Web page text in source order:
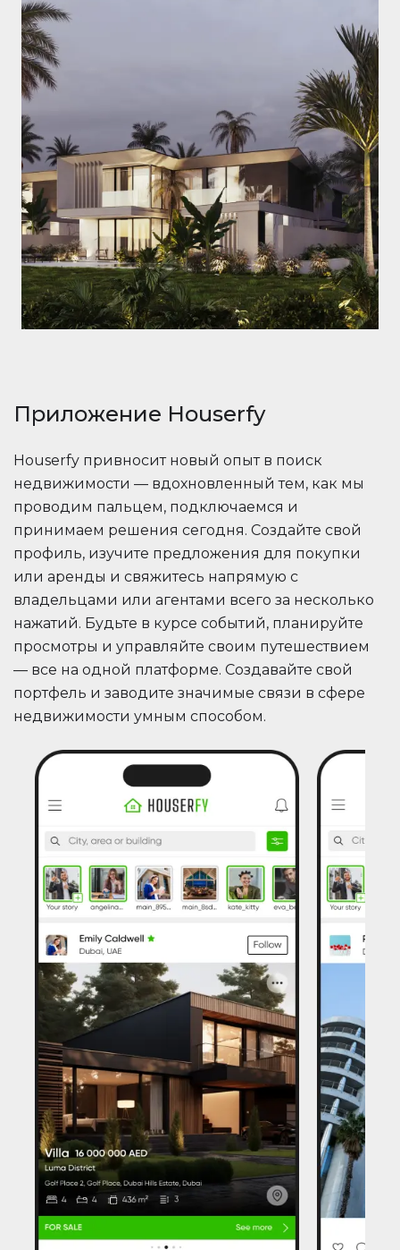
Приложение Houserfy
Houserfy привносит новый опыт в поиск
недвижимости — вдохновленный тем, как мы
проводим пальцем, подключаемся и
принимаем решения сегодня. Создайте свой
профиль, изучите предложения для покупки
или аренды и свяжитесь напрямую с
владельцами или агентами всего за несколько
нажатий. Будьте в курсе событий, планируйте
просмотры и управляйте своим путешествием
— все на одной платформе. Создавайте свой
портфель и заводите значимые связи в сфере
недвижимости умным способом.